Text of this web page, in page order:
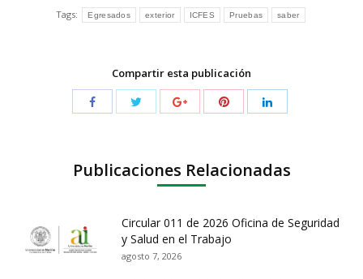
Tags: Egresados exterior ICFES Pruebas saber
Compartir esta publicación
Publicaciones Relacionadas
Circular 011 de 2026 Oficina de Seguridad
y Salud en el Trabajo
agosto 7, 2026